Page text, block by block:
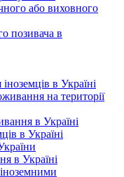
або виховного
позивача в
в Україні
на території
в Україні
в Україні
в Україні